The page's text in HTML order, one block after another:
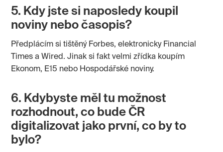
5. Kdy jste si naposledy koupil
noviny nebo časopis?
Předplácím si tištěný Forbes, elektronicky Financial
Times a Wired. Jinak si fakt velmi zřídka koupím
Ekonom, E15 nebo Hospodářské noviny.
6. Kdybyste měl tu možnost
rozhodnout, co bude ČR
digitalizovat jako první, co by to
bylo?